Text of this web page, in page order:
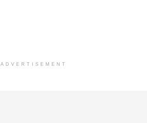
ADVERTISEMENT